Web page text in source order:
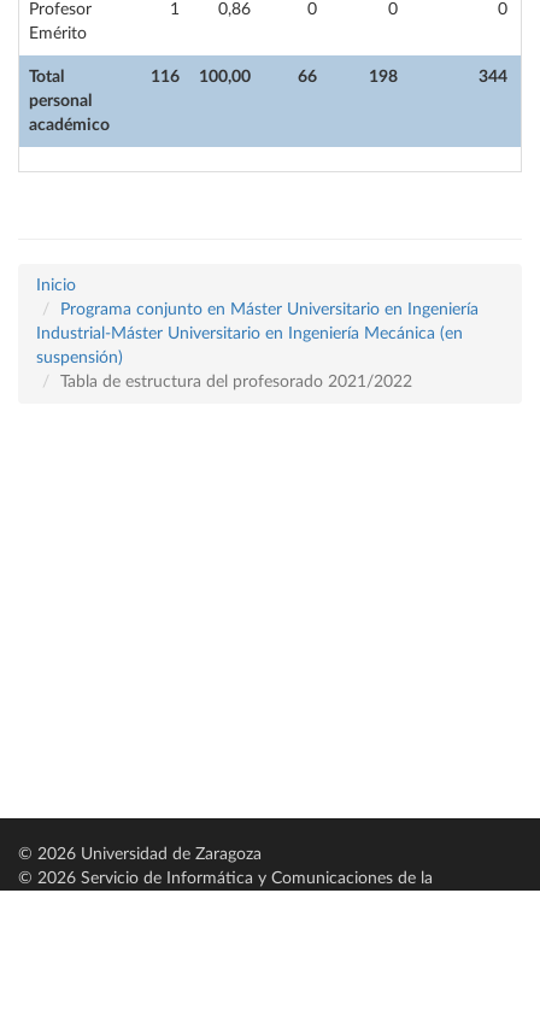
Total
personal
académico
116 100,00 66 198 344
Profesor
Emérito
1 0,86 0 0 0
Inicio
Programa conjunto en Máster Universitario en Ingeniería
Industrial-Máster Universitario en Ingeniería Mecánica (en
suspensión)
Tabla de estructura del profesorado 2021/2022
© 2026 Universidad de Zaragoza
© 2026 Servicio de Informática y Comunicaciones de la